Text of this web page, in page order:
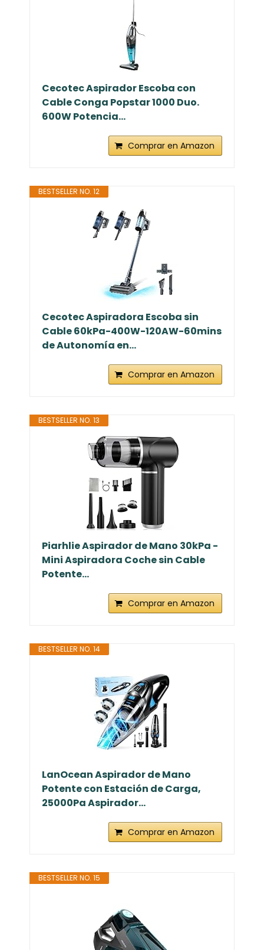
Cecotec Aspirador Escoba con
Cable Conga Popstar 1000 Duo.
600W Potencia...
Comprar en Amazon
BESTSELLER NO. 12
Cecotec Aspiradora Escoba sin
Cable 60kPa-400W-120AW-60mins
de Autonomía en...
Comprar en Amazon
BESTSELLER NO. 13
Piarhlie Aspirador de Mano 30kPa -
Mini Aspiradora Coche sin Cable
Potente...
Comprar en Amazon
BESTSELLER NO. 14
LanOcean Aspirador de Mano
Potente con Estación de Carga,
25000Pa Aspirador...
Comprar en Amazon
BESTSELLER NO. 15